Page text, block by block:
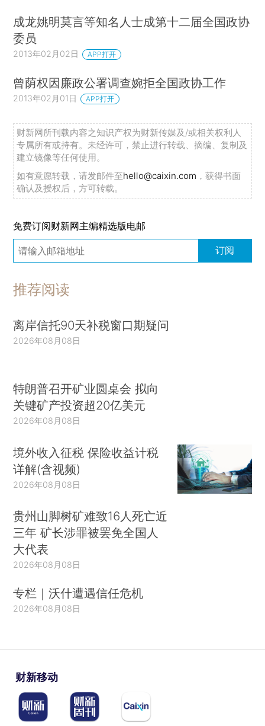
成龙姚明莫言等知名人士成第十二届全国政协
委员
2013年02月02日 APP打开
曾荫权因廉政公署调查婉拒全国政协工作
2013年02月01日 APP打开
财新网所刊载内容之知识产权为财新传媒及/或相关权利人
专属所有或持有。未经许可，禁止进行转载、摘编、复制及
建立镜像等任何使用。
如有意愿转载，请发邮件至hello@caixin.com ，获得书面
确认及授权后，方可转载。
免费订阅财新网主编精选版电邮
订阅
推荐阅读
离岸信托90天补税窗口期疑问
2026年08月08日
特朗普召开矿业圆桌会 拟向
关键矿产投资超20亿美元
2026年08月08日
境外收入征税 保险收益计税
详解(含视频)
2026年08月08日
贵州山脚树矿难致16人死亡近
三年 矿长涉罪被罢免全国人
大代表
2026年08月08日
专栏｜沃什遭遇信任危机
2026年08月08日
财新移动